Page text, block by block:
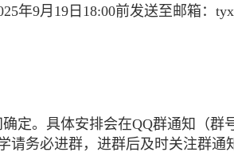
年9月 19 日 18:00前发送至邮箱：
定。具体安排会在QQ群通知（群
请务必进群，进群后及时关注群通